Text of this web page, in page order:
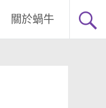
關於蝸牛